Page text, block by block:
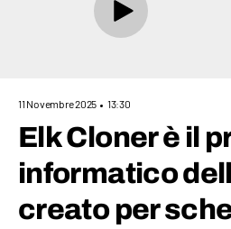
11 Novembre 2025 13:30
Elk Cloner è il
informatico
creato per